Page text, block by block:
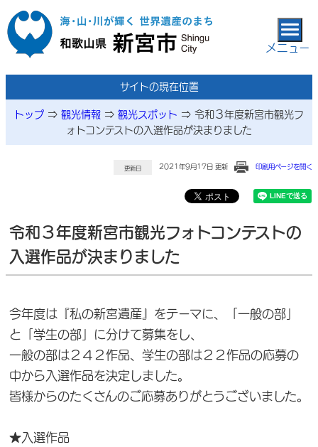
本文へ移動
メニュー
サイトの現在位置
トップ ⇒ 観光情報 ⇒ 観光スポット ⇒ 令和３年度新宮市観光フ
ォトコンテストの入選作品が決まりました
更新日 2021年9月17日 更新 印刷用ページを開く
令和３年度新宮市観光フォトコンテストの
入選作品が決まりました
今年度は『私の新宮遺産』をテーマに、「一般の部」
と「学生の部」に分けて募集をし、
一般の部は２４２作品、学生の部は２２作品の応募の
中から入選作品を決定しました。
皆様からのたくさんのご応募ありがとうございました。
★入選作品